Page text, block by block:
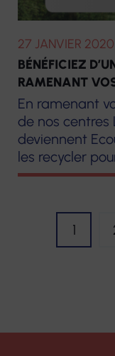
27 JANVIER 2020
BÉNÉFICIEZ
RAMENANT
En ramenant
de nos centres
deviennent
les recycler
DES
1